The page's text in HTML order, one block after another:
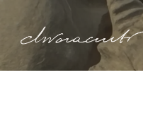
contenido